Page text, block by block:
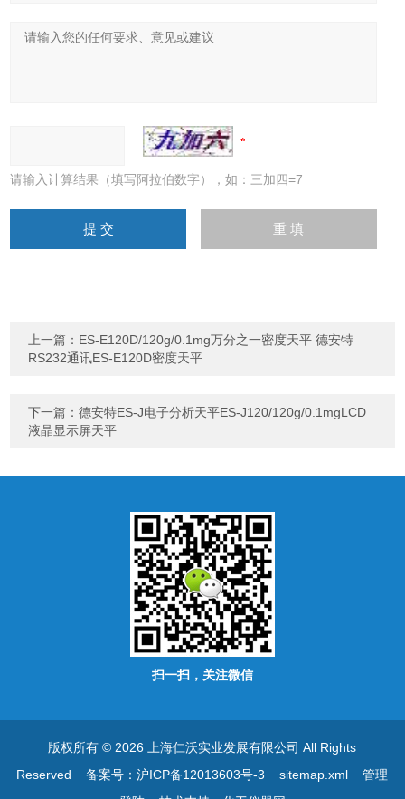
请输入计算结果（填写阿拉伯数字），如：三加四=7
上一篇： ES-E120D/120g/0.1mg万分之一密度天平 德安特
RS232通讯ES-E120D密度天平
下一篇：德安特ES-J电子分析天平ES-J120/120g/0.1mgLCD
液晶显示屏天平
扫一扫，关注微信
版权所有 © 2026 上海仁沃实业发展有限公司 All Rights
Reserved备案号：沪ICP备12013603号-3 sitemap.xml
管理